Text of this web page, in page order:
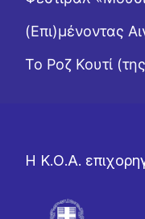
(Επι)μένοντας
Το Ροζ Κουτί
Η Κ.Ο.Α.